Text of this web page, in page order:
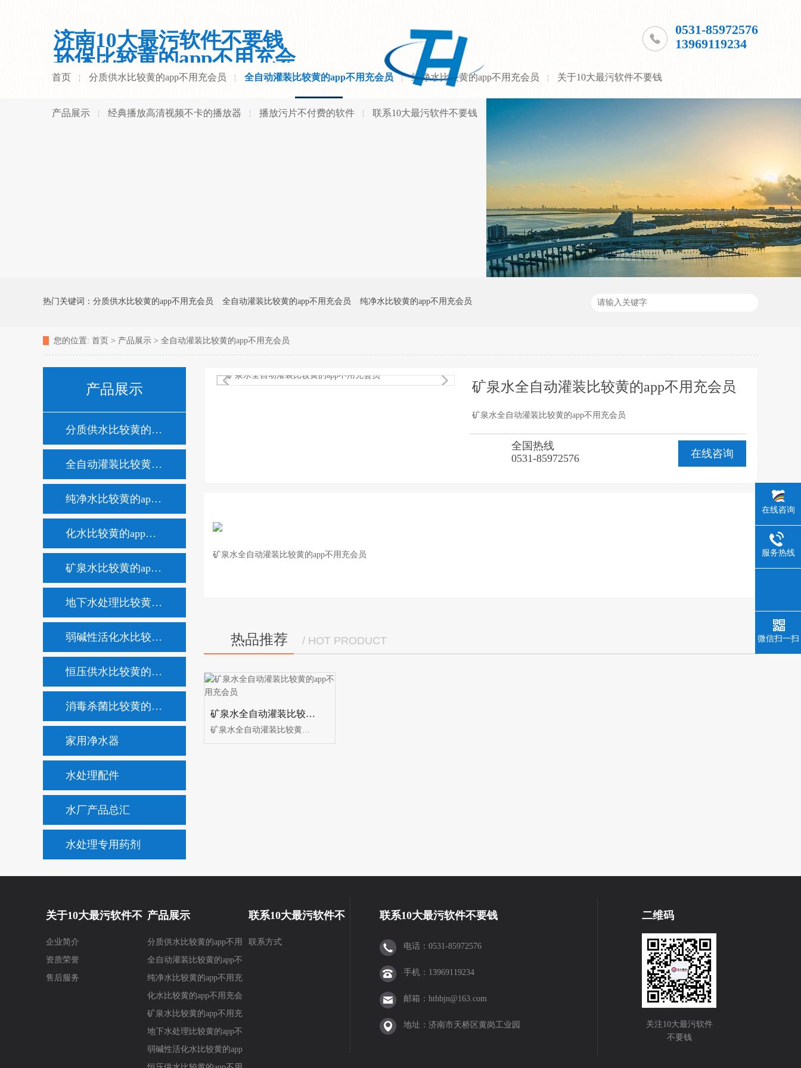
济南10大最污软件不要钱
环保比较黄的app不用充会
员有限公司
0531-85972576
13969119234
首页 分质供水比较黄的app不用充会员 全自动灌装比较黄的app不用充会员 纯净水比较黄的app不用充会员 关于10大最污软件不要钱
产品展示 经典播放高清视频不卡的播放器 播放污片不付费的软件 联系10大最污软件不要钱
热门关键词： 分质供水比较黄的app不用充会员 全自动灌装比较黄的app不用充会员 纯净水比较黄的app不用充会员
您的位置: 首页 > 产品展示 > 全自动灌装比较黄的app不用充会员
产品展示
分质供水比较黄的app不用充会员
全自动灌装比较黄的app不用充会员
纯净水比较黄的app不用充会员
化水比较黄的app不用充会员
矿泉水比较黄的app不用充会员
地下水处理比较黄的app不用充会员
弱碱性活化水比较黄的app不用充会员
恒压供水比较黄的app不用充会员
消毒杀菌比较黄的app不用充会员
家用净水器
水处理配件
水厂产品总汇
水处理专用药剂
1/1
矿泉水全自动灌装比较黄的app不用充会员
矿泉水全自动灌装比较黄的app不用充会员
在线咨询
全国热线
0531-85972576
矿泉水全自动灌装比较黄的app不用充会员
热品推荐 / HOT PRODUCT
矿泉水全自动灌装比较黄的app不用充会员
矿泉水全自动灌装比较黄的app不用充会员...
关于10大最污软件不
企业简介
资质荣誉
售后服务
产品展示
分质供水比较黄的app不用
充会员
全自动灌装比较黄的app不
用充会员
纯净水比较黄的app不用充
会员
化水比较黄的app不用充会
员
矿泉水比较黄的app不用充
会员
地下水处理比较黄的app不
用充会员
弱碱性活化水比较黄的app
联系10大最污软件不
联系方式
联系10大最污软件不要钱
电话：0531-85972576
手机：13969119234
邮箱：hthbjn@163.com
地址：济南市天桥区黄岗工业园
二维码
关注10大最污软件
不要钱
在线咨询
服务热线
微信扫一扫